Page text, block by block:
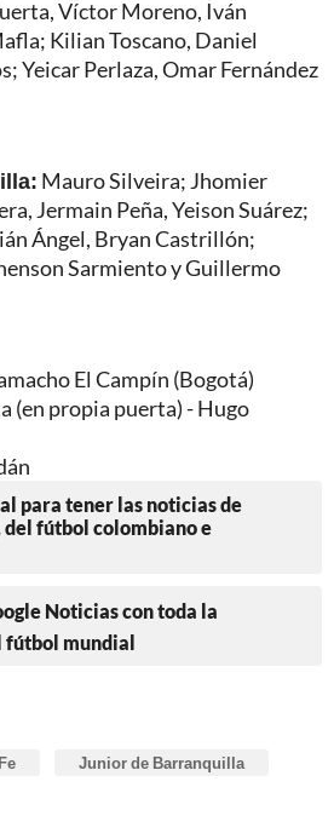
Víctor Moreno, Iván
Kilian Toscano, Daniel
Yeicar Perlaza, Omar Fernández
Mauro Silveira; Jhomier
Jermain Peña, Yeison Suárez;
Ángel, Bryan Castrillón;
Sarmiento y Guillermo
El Campín (Bogotá)
(en propia puerta) - Hugo
para tener las noticias de
del fútbol colombiano e
Noticias con toda la
mundial
Junior de Barranquilla